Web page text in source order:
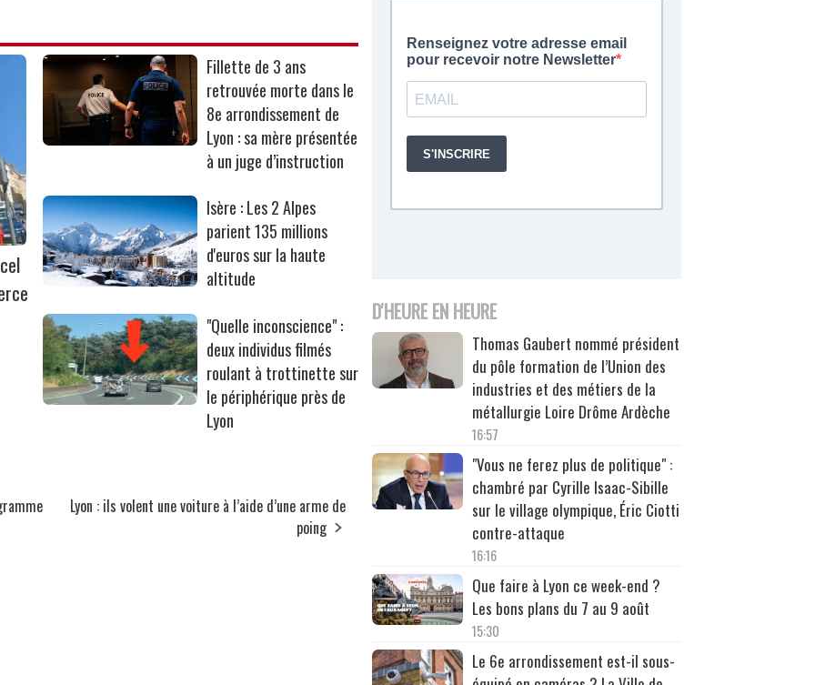
Fillette de 3 ans
retrouvée morte dans le
8e arrondissement de
Lyon : sa mère présentée
à un juge d’instruction
Isère : Les 2 Alpes
parient 135 millions
d'euros sur la haute
altitude
"Quelle inconscience" :
deux individus filmés
roulant à trottinette sur
le périphérique près de
Lyon
Lyon : ils volent une voiture à l’aide d’une arme de
poing
D'HEURE EN HEURE
Thomas Gaubert nommé président
du pôle formation de l’Union des
industries et des métiers de la
métallurgie Loire Drôme Ardèche
16:57
"Vous ne ferez plus de politique" :
chambré par Cyrille Isaac-Sibille
sur le village olympique, Éric Ciotti
contre-attaque
16:16
Que faire à Lyon ce week-end ?
Les bons plans du 7 au 9 août
15:30
Le 6e arrondissement est-il sous-